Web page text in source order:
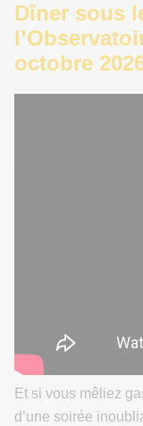
Dîner sous
octobre
Et si vous mêliez
d’une soirée